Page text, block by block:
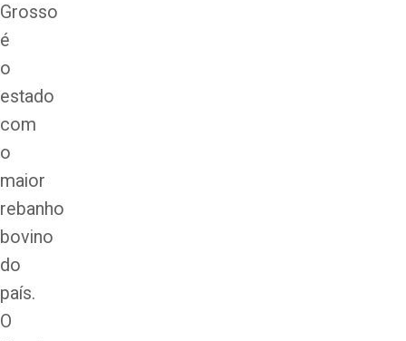
Grosso
é
o
estado
com
o
maior
rebanho
bovino
do
país.
O